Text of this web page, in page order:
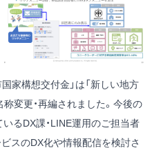
家構想交付金」は「新しい地方
称変更・再編されました。今後の
るDX課・LINE運用のご担当者
スのDX化や情報配信を検討さ